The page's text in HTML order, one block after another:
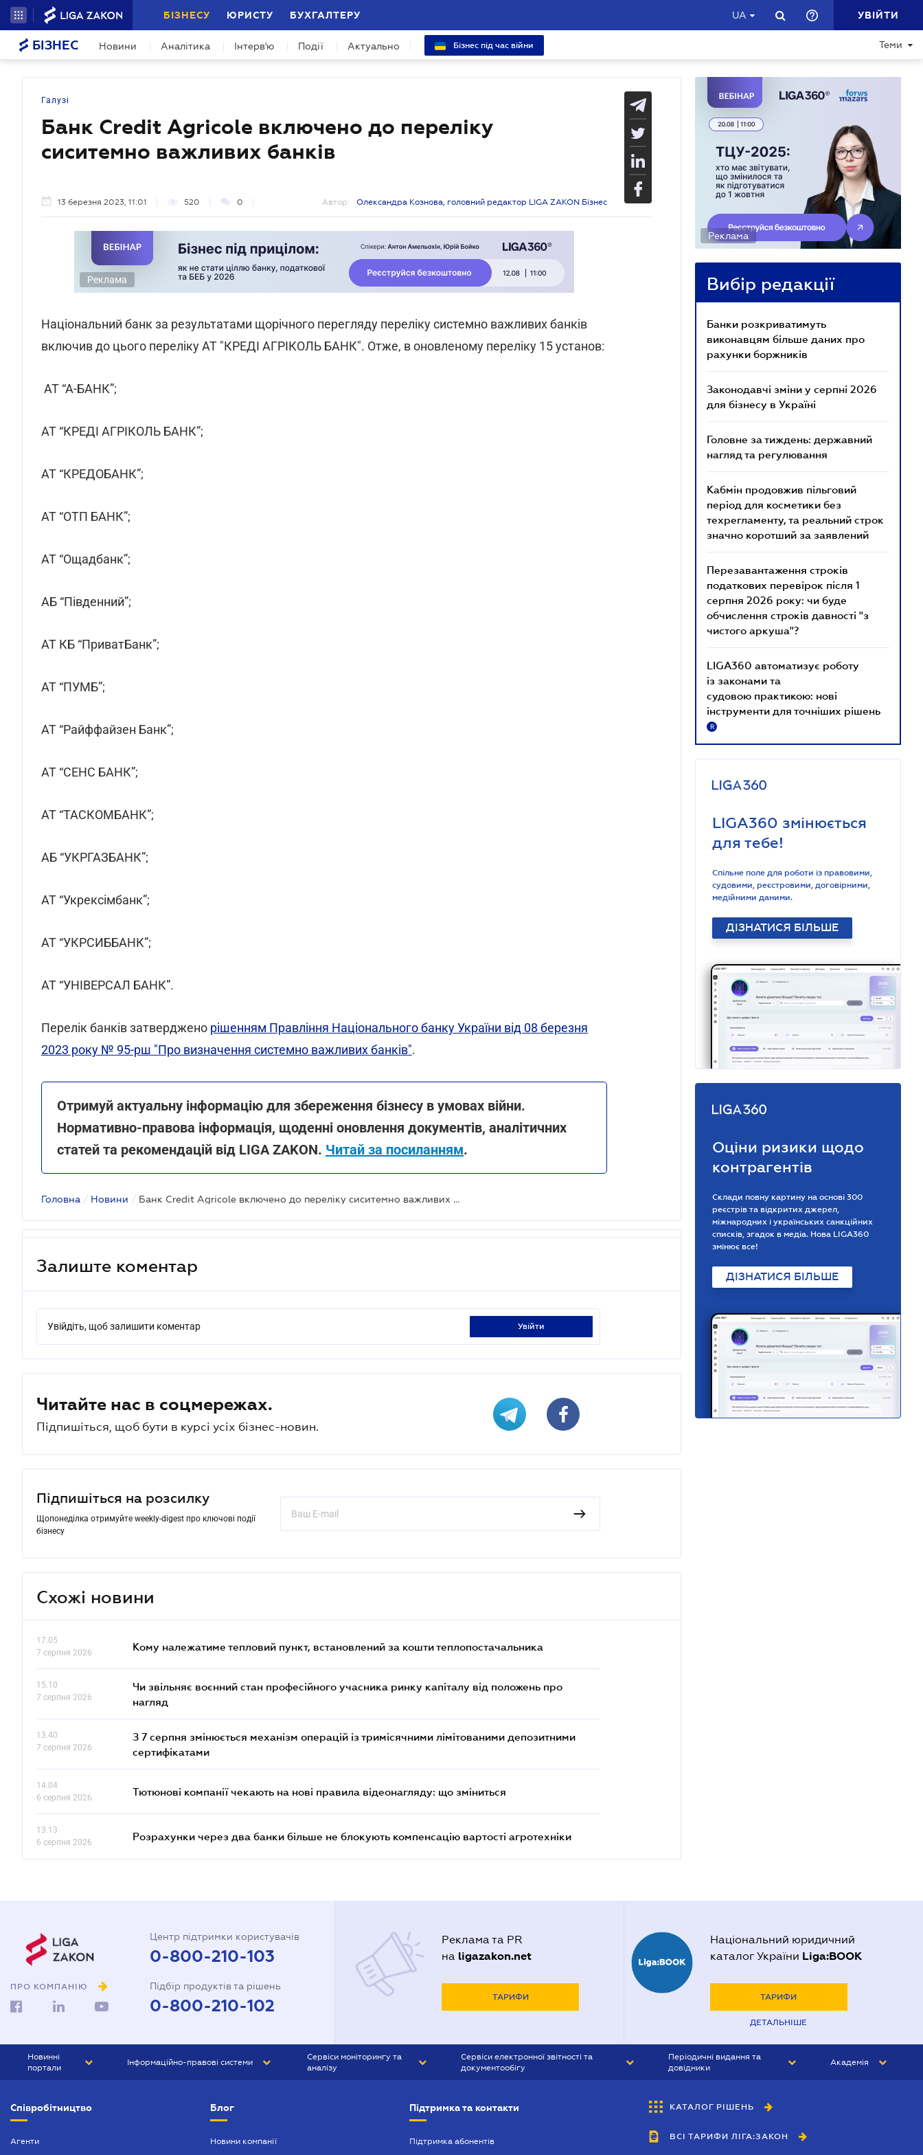
БІЗНЕСУ ЮРИСТУ БУХГАЛТЕРУ UA УВІЙТИ
БІЗНЕС Новини Аналітика Інтерв'ю Події Актуально Бізнес під час війни Теми
Галузі
Банк Сredit Agricole включено до переліку
сиситемно важливих банків
13 березня 2023, 11:01 520 0 Автор: Олександра Кознова, головний редактор LIGA ZAKON Бізнес
Реклама
Національний банк за результатами щорічного перегляду переліку системно важливих банків
включив до цього переліку АТ "КРЕДІ АГРІКОЛЬ БАНК". Отже, в оновленому переліку 15 установ:
АТ “А-БАНК”;
АТ “КРЕДІ АГРІКОЛЬ БАНК”;
АТ “КРЕДОБАНК”;
АТ “ОТП БАНК”;
АТ “Ощадбанк”;
АБ “Південний”;
АТ КБ “ПриватБанк”;
АТ “ПУМБ”;
АТ “Райффайзен Банк”;
АТ “СЕНС БАНК”;
АТ “ТАСКОМБАНК”;
АБ “УКРГАЗБАНК”;
АТ “Укрексімбанк”;
АТ “УКРСИББАНК”;
АТ “УНІВЕРСАЛ БАНК”.
Перелік банків затверджено рішенням Правління Національного банку України від 08 березня
2023 року № 95-рш "Про визначення системно важливих банків".
Отримуй актуальну інформацію для збереження бізнесу в умовах війни.
Нормативно-правова інформація, щоденні оновлення документів, аналітичних
статей та рекомендацій від LIGA ZAKON. Читай за посиланням.
Головна / Новини / Банк Сredit Agricole включено до переліку сиситемно важливих банків
Залиште коментар
Увійдіть, щоб залишити коментар увійти
Читайте нас в соцмережах.
Підпишіться, щоб бути в курсі усіх бізнес-новин.
Підпишіться на розсилку
Щопонеділка отримуйте weekly-digest про ключові події
бізнесу
Схожі новини
17.05
7 серпня 2026
Кому належатиме тепловий пункт, встановлений за кошти теплопостачальника
15.10
7 серпня 2026
Чи звільняє воєнний стан професійного учасника ринку капіталу від положень про
нагляд
13.40
7 серпня 2026
З 7 серпня змінюється механізм операцій із тримісячними лімітованими депозитними
сертифікатами
14.04
6 серпня 2026
Тютюнові компанії чекають на нові правила відеонагляду: що зміниться
13.13
6 серпня 2026
Розрахунки через два банки більше не блокують компенсацію вартості агротехніки
Реклама
Вибір редакції
Банки розкриватимуть
виконавцям більше даних про
рахунки боржників
Законодавчі зміни у серпні 2026
для бізнесу в Україні
Головне за тиждень: державний
нагляд та регулювання
Кабмін продовжив пільговий
період для косметики без
техрегламенту, та реальний строк
значно коротший за заявлений
Перезавантаження строків
податкових перевірок після 1
серпня 2026 року: чи буде
обчислення строків давності "з
чистого аркуша"?
LIGA360 автоматизує роботу
із законами та
судовою практикою: нові
інструменти для точніших рішень
R
LIGA360 змінюється
для тебе!
Спільне поле для роботи із правовими,
судовими, реєстровими, договірними,
медійними даними.
ДІЗНАТИСЯ БІЛЬШЕ
Оціни ризики щодо
контрагентів
Склади повну картину на основі 300
реєстрів та відкритих джерел,
міжнародних і українських санкційних
списків, згадок в медіа. Нова LIGA360
змінює все!
ДІЗНАТИСЯ БІЛЬШЕ
ПРО КОМПАНІЮ
Центр підтримки користувачів
0-800-210-103
Підбір продуктів та рішень
0-800-210-102
Реклама та PR
на ligazakon.net
ТАРИФИ
Національний юридичний
каталог України Liga:BOOK
ТАРИФИ
ДЕТАЛЬНІШЕ
Новинні
портали
БІЗНЕС
Інформаційно-правові системи
Сервіси моніторингу та
аналізу
Сервіси електронної звітності та
документообігу
Періодичні видання та
довідники
БУХГАЛТЕР&ЗАКОН
ВІСНИК МСФЗ
Академія
Співробітництво
Агенти
Блог
Новини компанії
Підтримка та контакти
Підтримка абонентів
КАТАЛОГ РІШЕНЬ
ВСІ ТАРИФИ ЛІГА:ЗАКОН